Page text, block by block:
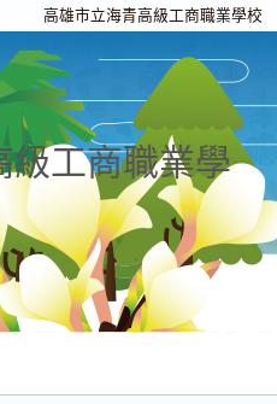
高雄市立海青高級工商職業學校
級工商職業學